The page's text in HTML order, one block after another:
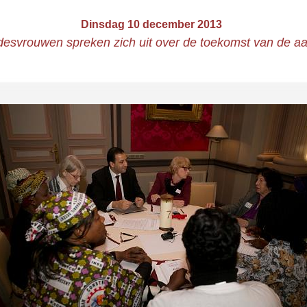
Dinsdag 10 december 2013
spreken zich uit over de toekomst van de